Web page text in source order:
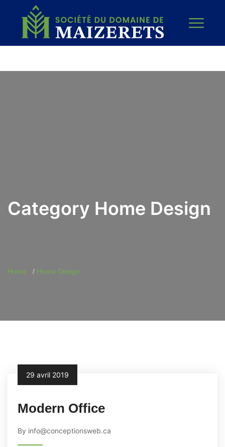
Category Home Design
Home Home Design
29 avril 2019
Modern Office
By info@conceptionsweb.ca